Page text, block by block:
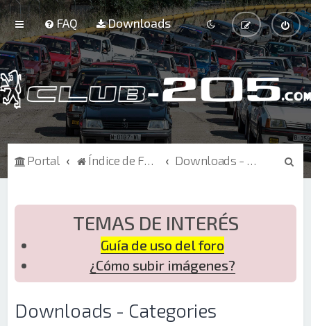
FAQ Downloads
Portal Índice de Foros Downloads - Categories
B
TEMAS DE INTERÉS
Guía de uso del foro
¿Cómo subir imágenes?
Downloads - Categories